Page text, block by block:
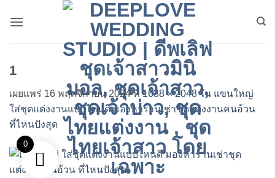
1
เผยแพร่ 16 พฤศจิกายน 2024ที่1638 × 2048ใน แขนใหญ่
ใส่ชุดแต่งงานแบบไหนดี มองหาร้านเช่าชุดแต่งงานคนอ้วน
ที่ไหนปังสุด
0